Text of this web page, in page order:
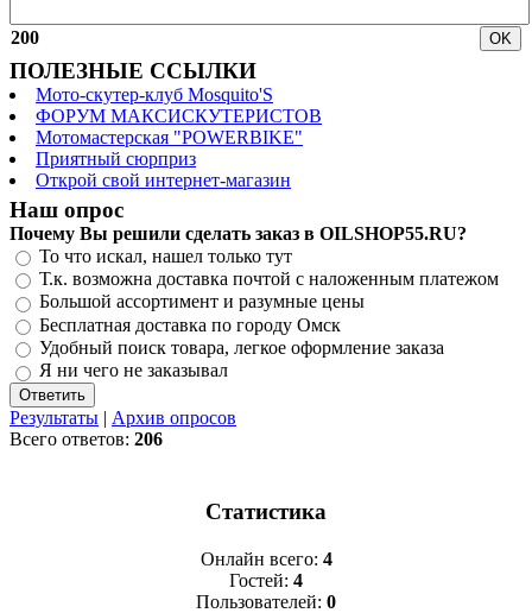
200
ПОЛЕЗНЫЕ ССЫЛКИ
Мото-скутер-клуб Mosquito'S
ФОРУМ МАКСИСКУТЕРИСТОВ
Мотомастерская "POWERBIKE"
Приятный сюрприз
Открой свой интернет-магазин
Наш опрос
Почему Вы решили сделать заказ в OILSHOP55.RU?
То что искал, нашел только тут
Т.к. возможна доставка почтой с наложенным платежом
Большой ассортимент и разумные цены
Бесплатная доставка по городу Омск
Удобный поиск товара, легкое оформление заказа
Я ни чего не заказывал
Результаты | Архив опросов
Всего ответов: 206
Статистика
Онлайн всего: 4
Гостей: 4
Пользователей: 0